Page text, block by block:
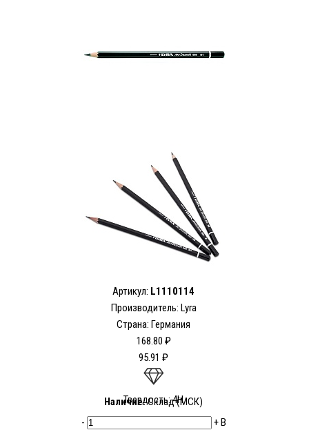
Артикул: L1110114
Производитель: Lyra
Страна: Германия
168.80 ₽
95.91 ₽
Твердость: 4Н
Наличие:Склад (МСК)
-
+В